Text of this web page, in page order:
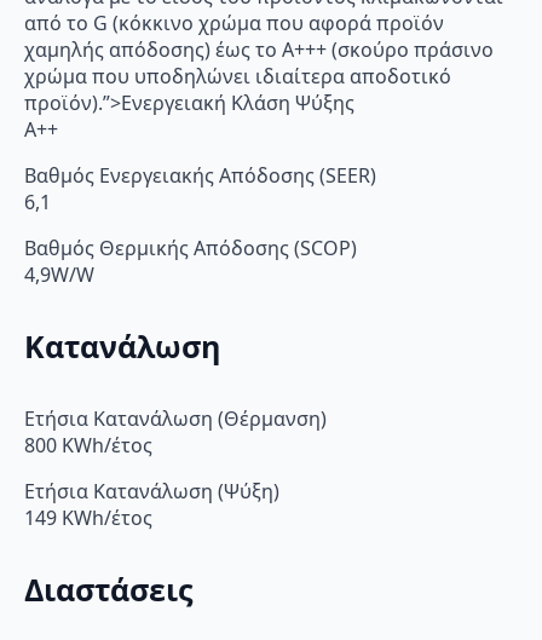
από το G (κόκκινο χρώμα που αφορά προϊόν
χαμηλής απόδοσης) έως το Α+++ (σκούρο πράσινο
χρώμα που υποδηλώνει ιδιαίτερα αποδοτικό
προϊόν).”>Ενεργειακή Κλάση Ψύξης
A++
Βαθμός Ενεργειακής Απόδοσης (SEER)
6,1
Βαθμός Θερμικής Απόδοσης (SCOP)
4,9W/W
Κατανάλωση
Ετήσια Κατανάλωση (Θέρμανση)
800 KWh/έτος
Ετήσια Κατανάλωση (Ψύξη)
149 KWh/έτος
Διαστάσεις